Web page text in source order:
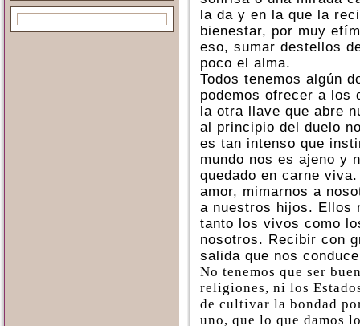
la da y en la que la
bienestar, por muy
eso, sumar destellos
poco el alma.
Todos tenemos algún
podemos ofrecer a los
la otra llave que abre
al principio del duelo
es tan intenso que
mundo nos es ajeno y
quedado en carne
amor, mimarnos a
a nuestros hijos. Ellos
tanto los vivos como
nosotros. Recibir con
salida que nos
No tenemos que ser
religiones, ni los
de cultivar la bondad
uno, que lo que damos